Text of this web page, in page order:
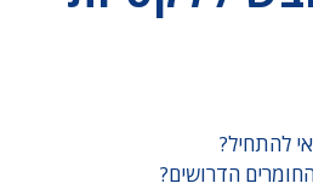
להתחיל?
הדרושים?